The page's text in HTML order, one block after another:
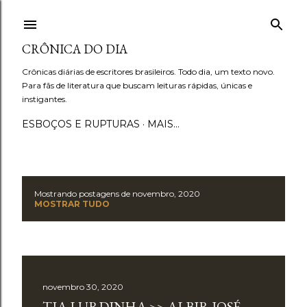
CRÔNICA DO DIA
Crônicas diárias de escritores brasileiros. Todo dia, um texto novo.
Para fãs de literatura que buscam leituras rápidas, únicas e
instigantes.
ESBOÇOS E RUPTURAS MAIS…
s
Mostrando postagens de novembro, 2020
MOSTRAR TUDO
novembro 30, 2020